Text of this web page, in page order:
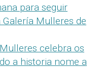
para seguir
Mulleres de
celebra os
a historia nome a